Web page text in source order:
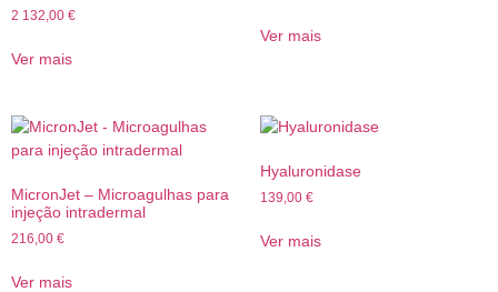
2 132,00 €
Ver mais
Ver mais
MicronJet – Microagulhas para
injeção intradermal
216,00 €
Ver mais
Hyaluronidase
139,00 €
Ver mais